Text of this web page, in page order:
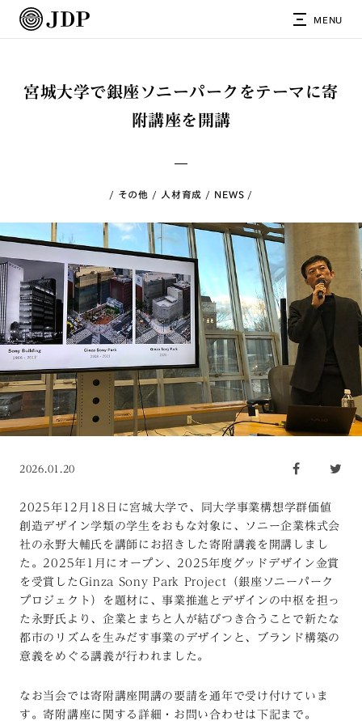
MENU
宮城大学で銀座ソニーパークをテーマに寄
附講座を開講
その他 人材育成 NEWS
2026.01.20
2025年12月18日に宮城大学で、同大学事業構想学群価値
創造デザイン学類の学生をおもな対象に、ソニー企業株式会
社の永野大輔氏を講師にお招きした寄附講義を開講しまし
た。2025年1月にオープン、2025年度グッドデザイン金賞
を受賞したGinza Sony Park Project（銀座ソニーパーク
プロジェクト）を題材に、事業推進とデザインの中枢を担っ
た永野氏より、企業とまちと人が結びつき合うことで新たな
都市のリズムを生みだす事業のデザインと、ブランド構築の
意義をめぐる講義が行われました。
なお当会では寄附講座開講の要請を通年で受け付けていま
す。寄附講座に関する詳細・お問い合わせは下記まで。